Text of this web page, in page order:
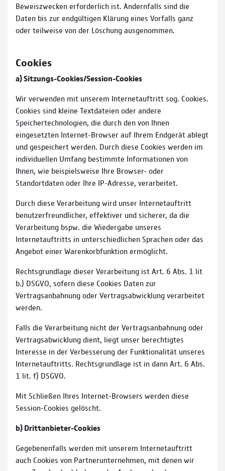
Beweiszwecken erforderlich ist. Andernfalls sind die
Daten bis zur endgültigen Klärung eines Vorfalls ganz
oder teilweise von der Löschung ausgenommen.
Cookies
a) Sitzungs-Cookies/Session-Cookies
Wir verwenden mit unserem Internetauftritt sog. Cookies.
Cookies sind kleine Textdateien oder andere
Speichertechnologien, die durch den von Ihnen
eingesetzten Internet-Browser auf Ihrem Endgerät ablegt
und gespeichert werden. Durch diese Cookies werden im
individuellen Umfang bestimmte Informationen von
Ihnen, wie beispielsweise Ihre Browser- oder
Standortdaten oder Ihre IP-Adresse, verarbeitet.
Durch diese Verarbeitung wird unser Internetauftritt
benutzerfreundlicher, effektiver und sicherer, da die
Verarbeitung bspw. die Wiedergabe unseres
Internetauftritts in unterschiedlichen Sprachen oder das
Angebot einer Warenkorbfunktion ermöglicht.
Rechtsgrundlage dieser Verarbeitung ist Art. 6 Abs. 1 lit
b.) DSGVO, sofern diese Cookies Daten zur
Vertragsanbahnung oder Vertragsabwicklung verarbeitet
werden.
Falls die Verarbeitung nicht der Vertragsanbahnung oder
Vertragsabwicklung dient, liegt unser berechtigtes
Interesse in der Verbesserung der Funktionalität unseres
Internetauftritts. Rechtsgrundlage ist in dann Art. 6 Abs.
1 lit. f) DSGVO.
Mit Schließen Ihres Internet-Browsers werden diese
Session-Cookies gelöscht.
b) Drittanbieter-Cookies
Gegebenenfalls werden mit unserem Internetauftritt
auch Cookies von Partnerunternehmen, mit denen wir